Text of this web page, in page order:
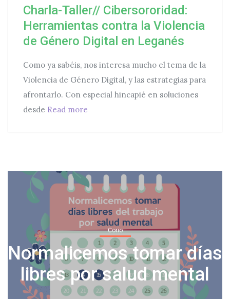
Charla-Taller// Cibersororidad:
Herramientas contra la Violencia
de Género Digital en Leganés
Como ya sabéis, nos interesa mucho el tema de la
Violencia de Género Digital, y las estrategias para
afrontarlo. Con especial hincapié en soluciones
desde Read more
Corio
Normalicemos tomar días
libres por salud mental